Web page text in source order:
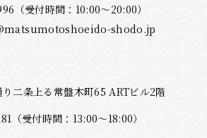
（受付時間：10:00～20:00）
shodo.jp
二条上る常盤木町65 ARTビル2階
（受付時間：13:00～18:00）